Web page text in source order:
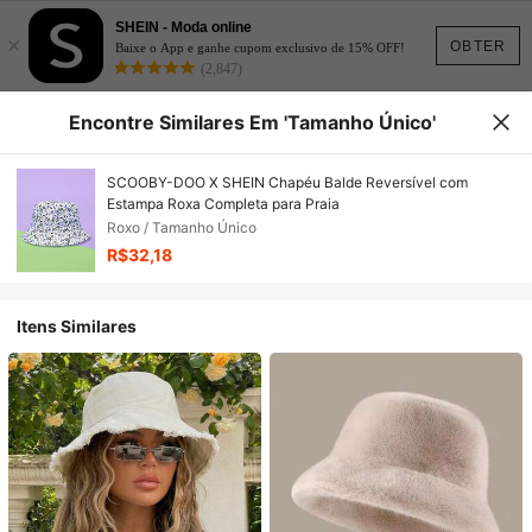
OBTER
×
SHEIN - Moda online
Baixe o App e ganhe cupom exclusivo de 15% OFF!
(2,847)
Encontre Similares Em 'Tamanho Único'
SCOOBY-DOO X SHEIN Chapéu Balde Reversível com
Estampa Roxa Completa para Praia
Roxo / Tamanho Único
R$32,18
Itens Similares